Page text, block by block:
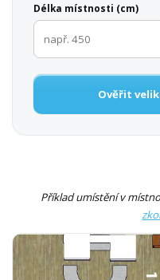
Délka místnosti (cm)
Ověřit
Příklad umístění v